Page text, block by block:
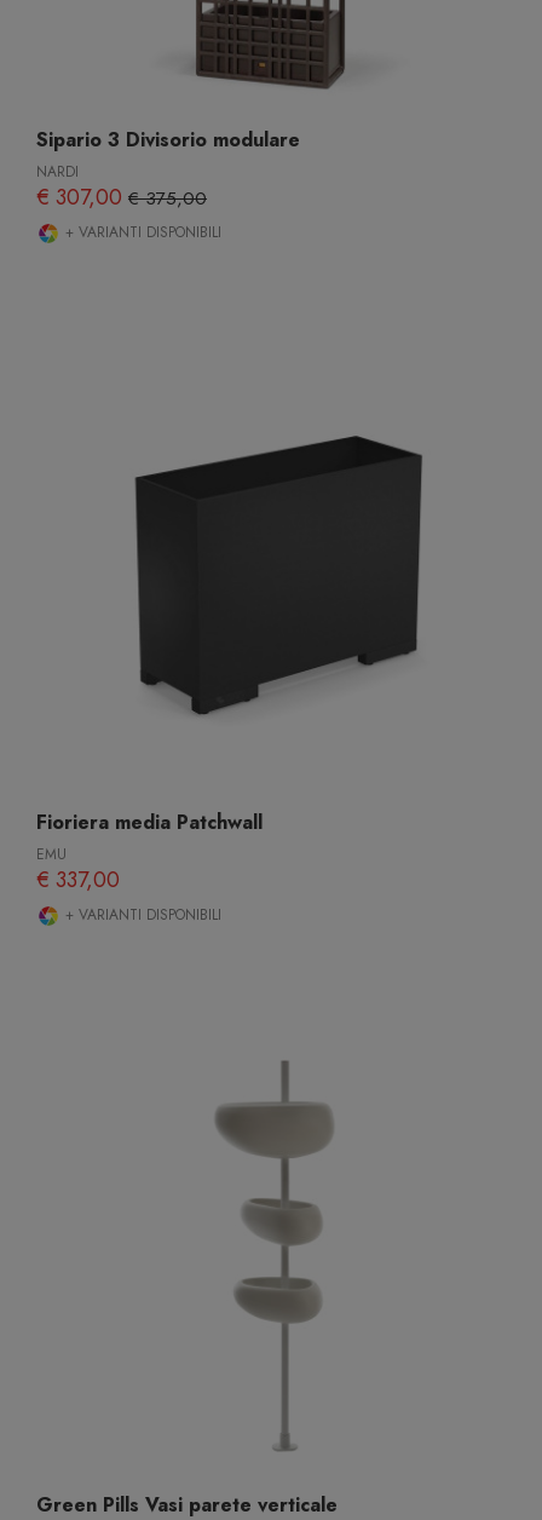
Sipario 3 Divisorio modulare
NARDI
€ 307,00 € 375,00
+ VARIANTI DISPONIBILI
Fioriera media Patchwall
EMU
€ 337,00
+ VARIANTI DISPONIBILI
Green Pills Vasi parete verticale